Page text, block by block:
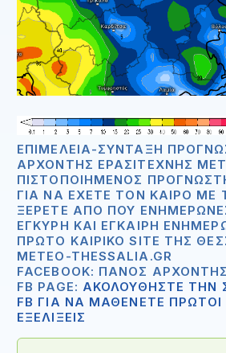
ΕΠΙΜΈΛΕΙΑ-ΣΎΝΤΑΞΗ
ΑΡΧΟΝΤΉΣ ΕΡΑΣΙΤΈΧΝΗΣ
ΠΙΣΤΟΠΟΙΗΜΈΝΟΣ
ΓΙΑ ΝΑ ΈΧΕΤΕ ΤΟΝ ΚΑΙΡΌ ΜΕ
ΞΈΡΕΤΕ ΑΠΟ ΠΟΥ
ΈΓΚΥΡΗ ΚΑΙ ΈΓΚΑΙΡΗ
ΠΡΏΤΟ ΚΑΙΡΙΚΌ SITE ΤΗΣ
METEO-THESSALIA.GR
FACEBOOK: ΠΆΝΟΣ ΑΡΧΟΝΤΉΣ
FB PAGE: ΑΚΟΛΟΥΘΗΣΤΕ ΤΗΝ
FB ΓΙΑ ΝΑ ΜΑΘΕΝΕΤΕ ΠΡΩΤΟΙ
ΕΞΕΛΙΞΕΙΣ